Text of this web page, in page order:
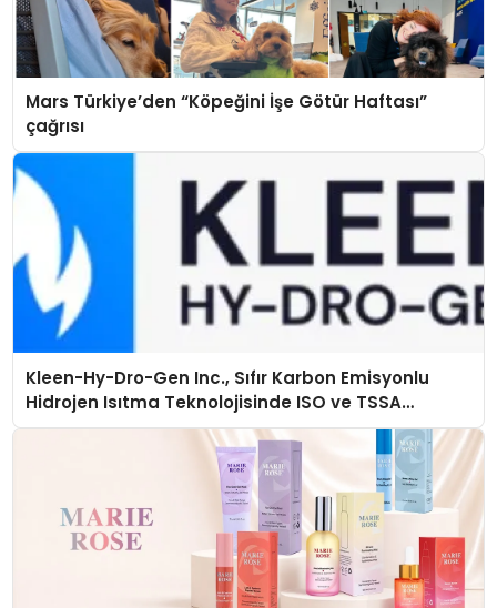
Mars Türkiye’den “Köpeğini İşe Götür Haftası”
çağrısı
Kleen-Hy-Dro-Gen Inc., Sıfır Karbon Emisyonlu
Hidrojen Isıtma Teknolojisinde ISO ve TSSA
Düzenleyici Onaylarını Aldı